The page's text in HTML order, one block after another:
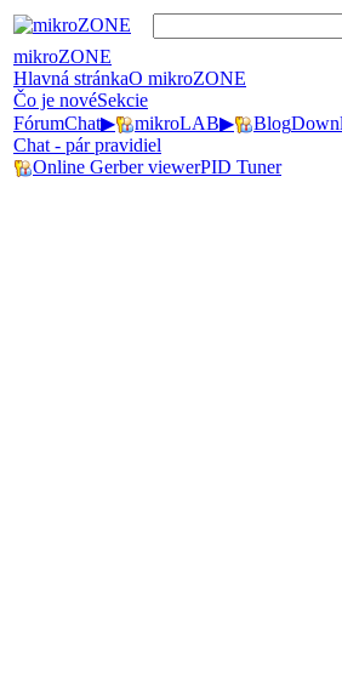
mikroZONE
Hlavná stránkaO mikroZONE
Čo je novéSekcie
FórumChat▶ mikroLAB▶ Blog
Chat - pár pravidiel
Online Gerber viewerPID Tuner